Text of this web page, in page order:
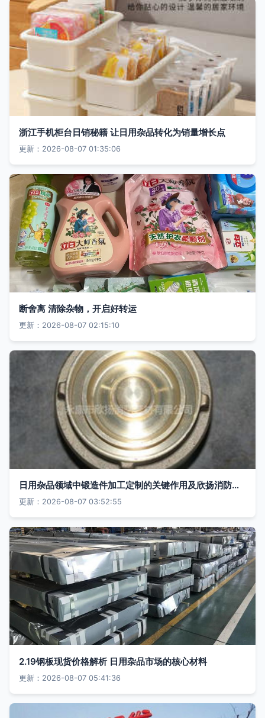
浙江手机柜台日销秘籍 让日用杂品转化为销量增长点
更新：2026-08-07 01:35:06
断舍离 清除杂物，开启好转运
更新：2026-08-07 02:15:10
日用杂品领域中锻造件加工定制的关键作用及欣扬消防的卓越表现
更新：2026-08-07 03:52:55
2.19钢板现货价格解析 日用杂品市场的核心材料
更新：2026-08-07 05:41:36